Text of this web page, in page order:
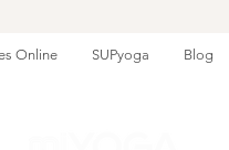
Online SUPyoga Blog